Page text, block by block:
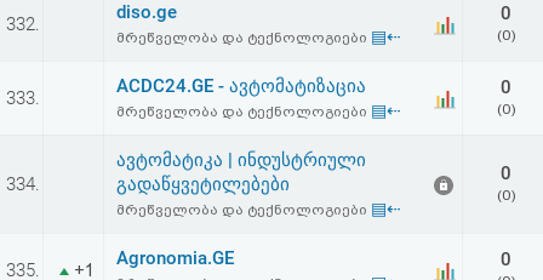
332.
diso.ge
მრეწველობა და ტექნოლოგიები ▤⇠
0
(0)
333.
ACDC24.GE - ავტომატიზაცია
მრეწველობა და ტექნოლოგიები ▤⇠
0
(0)
334.
ავტომატიკა | ინდუსტრიული
გადაწყვეტილებები
მრეწველობა და ტექნოლოგიები ▤⇠
0
(0)
335. +1
Agronomia.GE 0